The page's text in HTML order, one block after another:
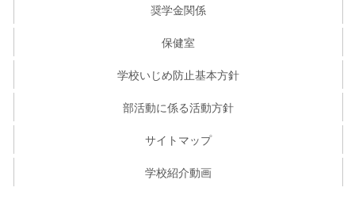
奨学金関係
保健室
学校いじめ防止基本方針
部活動に係る活動方針
サイトマップ
学校紹介動画